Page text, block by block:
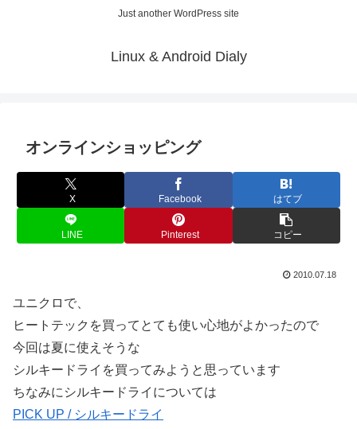
Just another WordPress site
Linux & Android Dialy
オンラインショッピング
X Facebook はてブ
LINE Pinterest コピー
2010.07.18
ユニクロで、
ヒートテックを買ってとても使い心地がよかったので
今回は夏に使えそうな
シルキードライを買ってみようと思っています
ちなみにシルキードライについては
PICK UP / シルキードライ